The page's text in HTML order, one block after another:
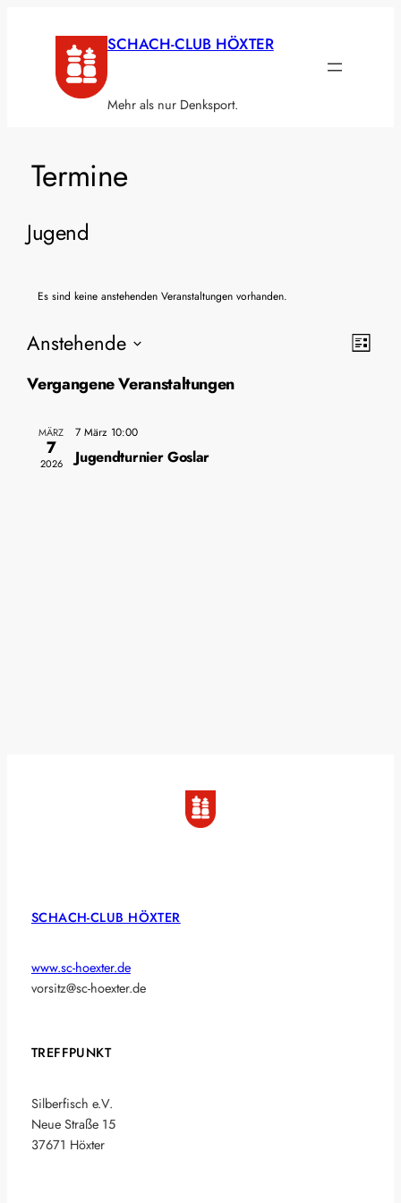
SCHACH-CLUB HÖXTER
Mehr als nur Denksport.
Termine
Jugend
Es sind keine anstehenden Veranstaltungen vorhanden.
Liste
Anstehende
wählen.
Vergangene Veranstaltungen
MÄRZ
7
2026
7 März 10:00
Jugendturnier Goslar
SCHACH-CLUB HÖXTER
www.sc-hoexter.de
vorsitz@sc-hoexter.de
TREFFPUNKT
Silberfisch e.V.
Neue Straße 15
37671 Höxter